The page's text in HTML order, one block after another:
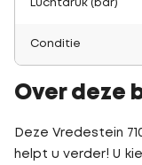
Luchtdruk (bar)
Conditie
Over deze
Deze Vredestein
helpt u verder! U